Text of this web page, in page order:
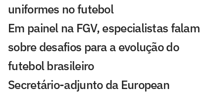
uniformes no futebol
Em painel na FGV, especialistas falam
sobre desafios para a evolução do
futebol brasileiro
Secretário-adjunto da European